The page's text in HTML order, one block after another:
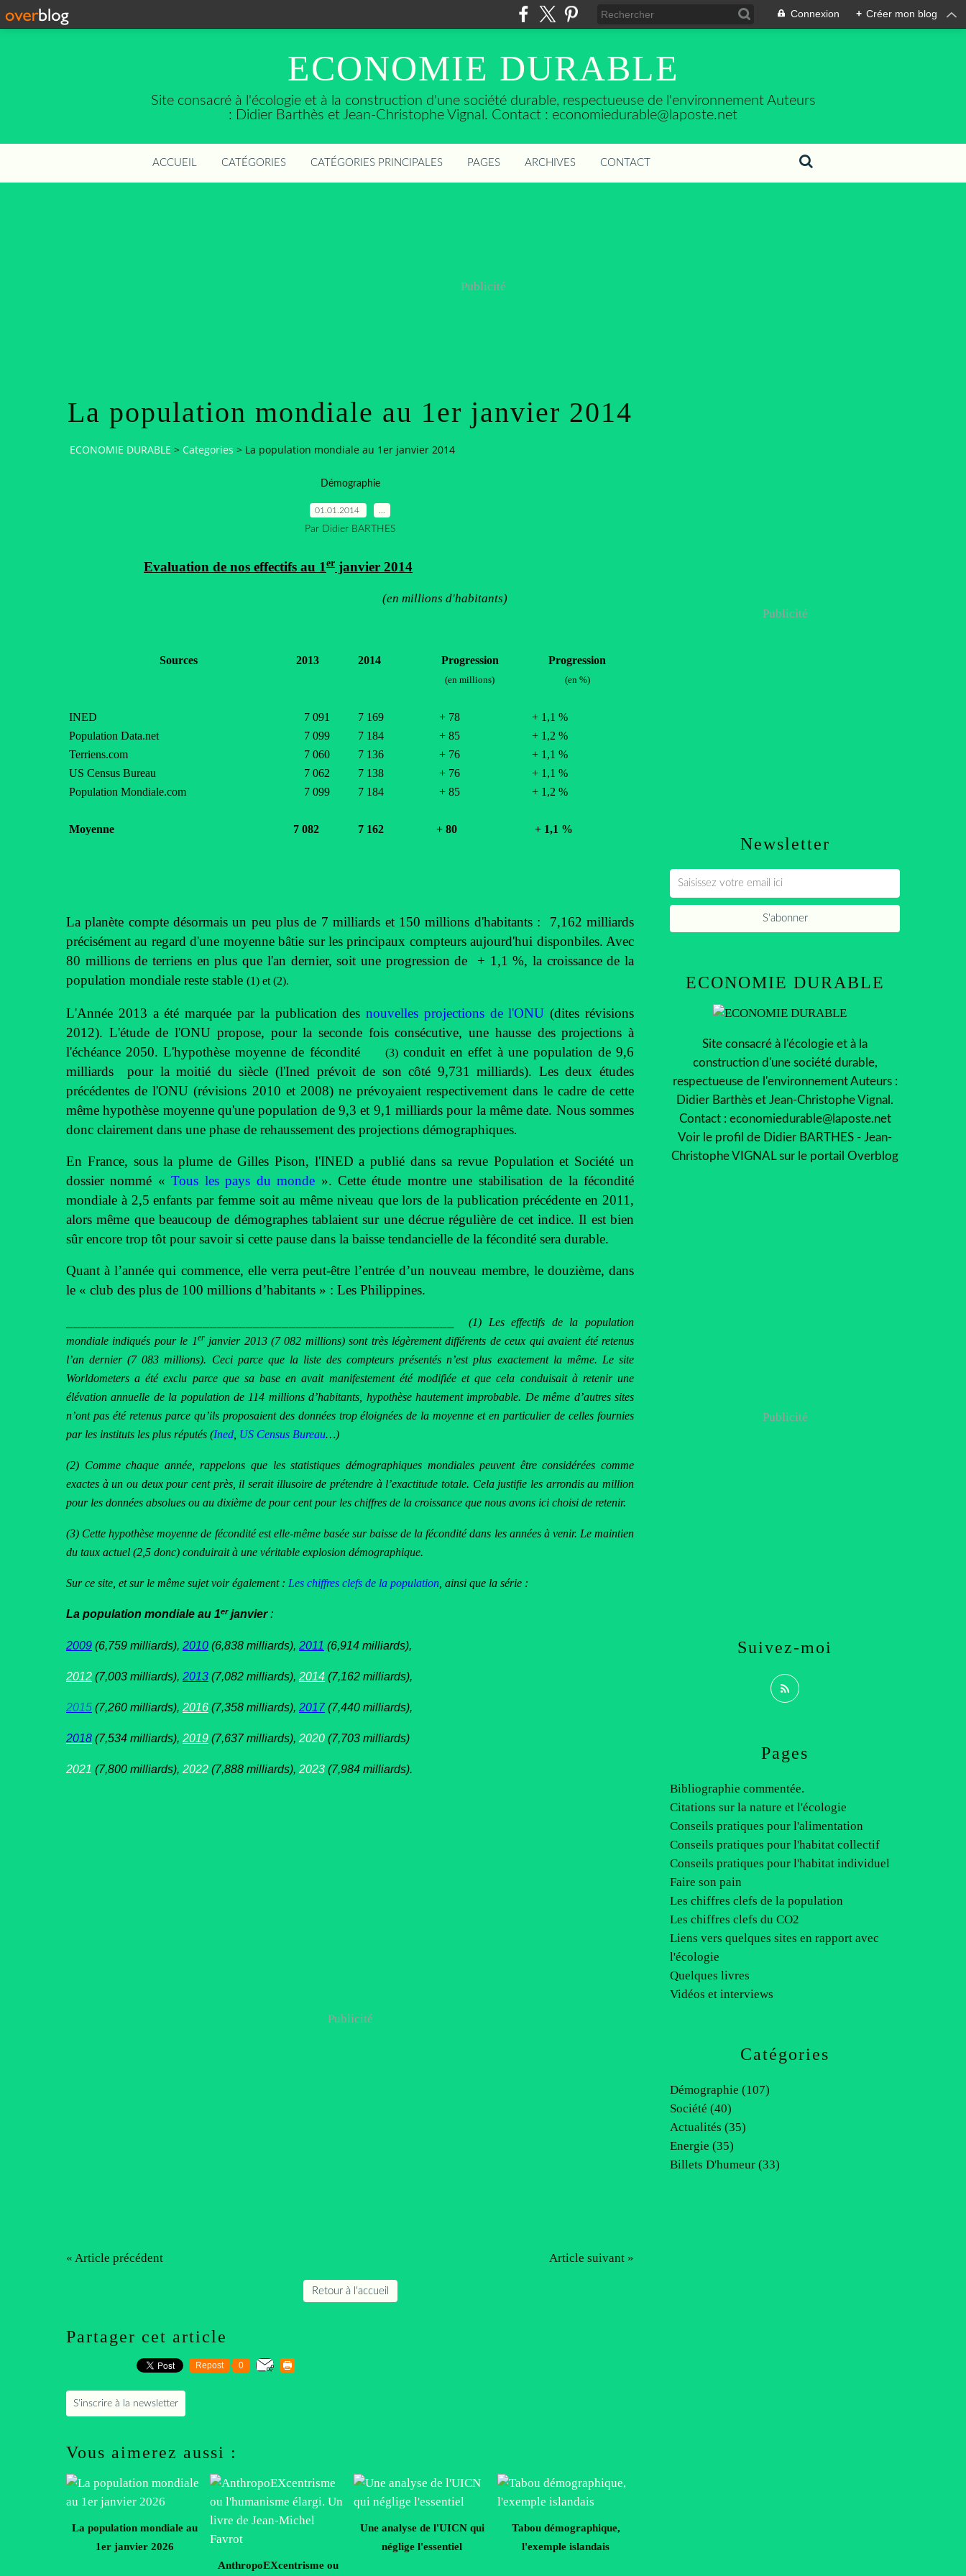
Connexion + Créer mon blog
ECONOMIE DURABLE
Site consacré à l'écologie et à la construction d'une société durable, respectueuse de l'environnement Auteurs
: Didier Barthès et Jean-Christophe Vignal. Contact : economiedurable@laposte.net
ACCUEIL CATÉGORIES CATÉGORIES PRINCIPALES PAGES ARCHIVES CONTACT
Publicité
La population mondiale au 1er janvier 2014
ECONOMIE DURABLE > Categories > La population mondiale au 1er janvier 2014
Démographie
01.01.2014
Par Didier BARTHES
Evaluation de nos effectifs au 1 er janvier 2014
(en millions d'habitants)
Sources 2013 2014 Progression Progression
(en millions) (en %)
INED 7 091 7 169 + 78
+ 1,1 %
Population Data.net
7 099 7 184 + 85
+ 1,2 %
Terriens.com
7 060 7 136 + 76
+ 1,1 %
US Census Bureau
7 062 7 138 + 76
+ 1,1 %
Population Mondiale.com
7 099 7 184 + 85 + 1,2 %
Moyenne 7 082 7 162 + 80 + 1,1 %
La planète compte désormais un peu plus de 7 milliards et 150 millions d'habitants : 7,162 milliards
précisément au regard d'une moyenne bâtie sur les principaux compteurs aujourd'hui disponbiles. Avec
80 millions de terriens en plus que l'an dernier, soit une progression de
+ 1,1 %, la croissance de la
population mondiale reste stable (1) et (2).
L'Année 2013 a été marquée par la publication desnouvelles projections de l'ONU (dites révisions
2012). L'étude de l'ONU propose, pour la seconde fois consécutive, une hausse des projections à
l'échéance 2050. L'hypothèse moyenne de fécondité(3) conduit en effet à une population de 9,6
milliards
pour la moitié du siècle (l'Ined prévoit de son côté 9,731 milliards). Les deux études
précédentes de l'ONU (révisions 2010 et 2008) ne prévoyaient respectivement dans le cadre de cette
même hypothèse moyenne qu'une population de 9,3 et 9,1 milliards pour la même date. Nous sommes
donc clairement dans une phase de rehaussement des projections démographiques.
En France, sous la plume de Gilles Pison, l'INED a publié dans sa revue Population et Société un
dossier nommé «Tous les pays du monde ». Cette étude montre une stabilisation de la fécondité
mondiale à 2,5 enfants par femme soit au même niveau que lors de la publication précédente en 2011,
alors même que beaucoup de démographes tablaient sur une décrue régulière de cet indice. Il est bien
sûr encore trop tôt pour savoir si cette pause dans la baisse tendancielle de la fécondité sera durable.
Quant à l’année qui commence, elle verra peut-être l’entrée d’un nouveau membre, le douzième, dans
le « club des plus de 100 millions d’habitants » : Les Philippines.
(1) Les effectifs de la population
mondiale indiqués pour le 1erjanvier 2013 (7 082 millions) sont très légèrement différents de ceux qui avaient été retenus
l’an dernier (7 083 millions). Ceci parce que la liste des compteurs présentés n’est plus exactement la même. Le site
Worldometers a été exclu parce que sa base en avait manifestement été modifiée et que cela conduisait à retenir une
élévation annuelle de la population de 114 millions d’habitants, hypothèse hautement improbable. De même d’autres sites
n’ont pas été retenus parce qu’ils proposaient des données trop éloignées de la moyenne et en particulier de celles fournies
par les instituts les plus réputés (Ined US Census Bureau…)
(2) Comme chaque année, rappelons que les statistiques démographiques mondiales peuvent être considérées comme
exactes à un ou deux pour cent près, il serait illusoire de prétendre à l’exactitude totale. Cela justifie les arrondis au million
pour les données absolues ou au dixième de pour cent pour les chiffres de la croissance que nous avons ici choisi de retenir.
(3) Cette hypothèse moyenne de fécondité est elle-même basée sur baisse de la fécondité dans les années à venir. Le maintien
du taux actuel (2,5 donc) conduirait à une véritable explosion démographique.
Sur ce site, et sur le même sujet voir également : Les chiffres clefs de la population , ainsi que la série :
La population mondiale au 1erjanvier:
2009 (6,759 milliards), 2010 (6,838 milliards), 2011 (6,914 milliards),
2012 (7,003 milliards), 2013 (7,082 milliards), 2014 (7,162 milliards),
2015 (7,260 milliards), 2016 (7,358 milliards), 2017(7,440 milliards),
2018 (7,534 milliards), 2019 (7,637 milliards), 2020 (7,703 milliards)
2021 (7,800 milliards), 2022 (7,888 milliards), 2023 (7,984 milliards).
Publicité
« Article précédent Article suivant »
Retour à l'accueil
Partager cet article
Repost 0
S'inscrire à la newsletter
Vous aimerez aussi :
La population mondiale au
1er janvier 2026
AnthropoEXcentrisme ou
Une analyse de l'UICN qui
néglige l'essentiel
Tabou démographique,
l'exemple islandais
Newsletter
Publicité
Catégories
Démographie (107)
Société (40)
Actualités (35)
Energie (35)
Billets D'humeur (33)
Pages
Bibliographie commentée.
Citations sur la nature et l'écologie
Conseils pratiques pour l'alimentation
Conseils pratiques pour l'habitat collectif
Conseils pratiques pour l'habitat individuel
Faire son pain
Les chiffres clefs de la population
Les chiffres clefs du CO2
Liens vers quelques sites en rapport avec
l'écologie
Quelques livres
Vidéos et interviews
ECONOMIE DURABLE
Site consacré à l'écologie et à la
construction d'une société durable,
respectueuse de l'environnement Auteurs :
Didier Barthès et Jean-Christophe Vignal.
Contact : economiedurable@laposte.net
Voir le profil de Didier BARTHES - Jean-
Christophe VIGNALsur le portail Overblog
Suivez-moi
Publicité